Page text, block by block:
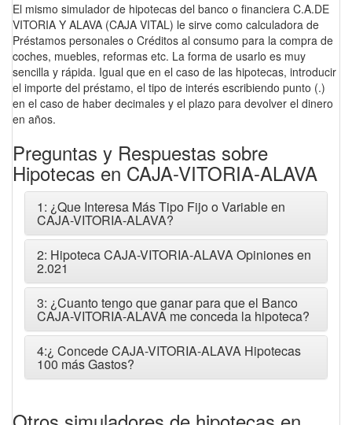
El mismo simulador de hipotecas del banco o financiera C.A.DE
VITORIA Y ALAVA (CAJA VITAL) le sirve como calculadora de
Préstamos personales o Créditos al consumo para la compra de
coches, muebles, reformas etc. La forma de usarlo es muy
sencilla y rápida. Igual que en el caso de las hipotecas, introducir
el importe del préstamo, el tipo de interés escribiendo punto (.)
en el caso de haber decimales y el plazo para devolver el dinero
en años.
Preguntas y Respuestas sobre
Hipotecas en CAJA-VITORIA-ALAVA
1: ¿Que Interesa Más Tipo Fijo o Variable en
CAJA-VITORIA-ALAVA?
2: Hipoteca CAJA-VITORIA-ALAVA Opiniones en
2.021
3: ¿Cuanto tengo que ganar para que el Banco
CAJA-VITORIA-ALAVA me conceda la hipoteca?
4:¿ Concede CAJA-VITORIA-ALAVA Hipotecas
100 más Gastos?